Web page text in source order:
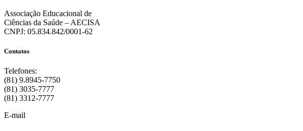
Associação Educacional de
Ciências da Saúde – AECISA
CNPJ: 05.834.842/0001-62
Contatos
Telefones:
(81) 9.8945-7750
(81) 3035-7777
(81) 3312-7777
E-mail